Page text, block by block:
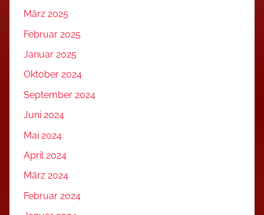
März 2025
Februar 2025
Januar 2025
Oktober 2024
September 2024
Juni 2024
Mai 2024
April 2024
März 2024
Februar 2024